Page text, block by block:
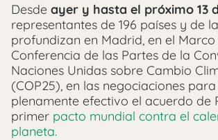
Desde ayer y hasta el próximo 13
representantes de 196 países y de
profundizan en Madrid, en el Marco
Conferencia de las Partes de la
Naciones Unidas sobre Cambio
(COP25), en las negociaciones
plenamente efectivo el acuerdo de
primer pacto mundial contra el
planeta.